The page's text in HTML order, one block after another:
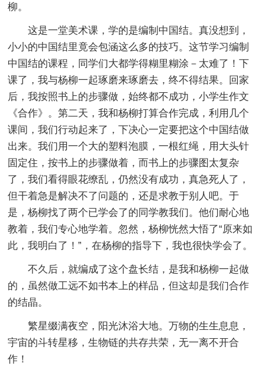
柳。
这是一堂美术课，学的是编制中国结。真没想到，
小小的中国结里竟会包涵这么多的技巧。这节学习编制
中国结的课程，同学们大都学得糊里糊涂－太难了！下
课了，我与杨柳一起琢磨来琢磨去，终不得结果。回家
后，我按照书上的步骤做，始终都不成功，小学生作文
《合作》。第二天，我和杨柳打算合作完成，利用几个
课间，我们行动起来了，下决心一定要把这个中国结做
出来。我们用一个大的塑料泡膜，一根红绳，用大头针
固定住，按书上的步骤做着，而书上的步骤图太复杂
了，我们看得眼花缭乱，仍然没有成功，真急死人了，
但干着急是解决不了问题的，还是求教于别人吧。于
是，杨柳找了两个已学会了的同学教我们。他们耐心地
教着，我们专心地学着。忽然，杨柳恍然大悟了“原来如
此，我明白了！”，在杨柳的指导下，我也很快学会了。
不久后，就编成了这个盘长结，是我和杨柳一起做
的，虽然做工远不如书本上的样品，但这却是我们合作
的结晶。
繁星缀满夜空，阳光沐浴大地。万物的生生息息，
宇宙的斗转星移，生物链的共存共荣，无一离不开合
作！